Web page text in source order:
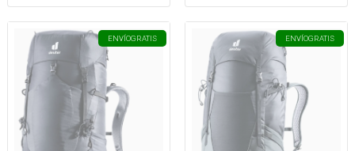
ENVÍOGRATIS ENVÍOGRATIS